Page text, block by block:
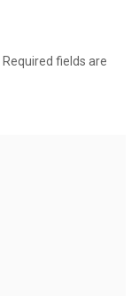
Required fields are